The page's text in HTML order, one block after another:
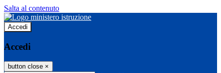
Salta al contenuto
Accedi
Accedi
button close ×